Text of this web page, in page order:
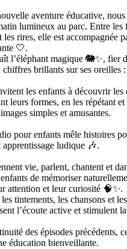
aventure éducative,
lumineux au parc. Entre les
les rires, elle est accompagnée
🤍.
l’éléphant magique 🐘✨, fier
brillants sur ses oreilles
les enfants à découvrir les
leurs formes, en les répétant et
simples et amusantes.
pour enfants mêle histoires
ludique 🎶.
vie, parlent, chantent et
de mémoriser
attention et leur curiosité 🧠✨.
tintements, les chansons et
l’écoute active et stimulent
des épisodes précédents,
éducation bienveillante.